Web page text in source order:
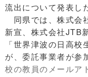
流出について発表し
同県では、株式会
新宣、株式会社JTB
「世界津波の日高
が、委託事業者が参
校の教員のメールア